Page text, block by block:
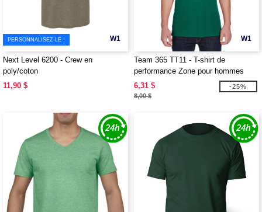
W1
PERSONNALISEZ-LE !
Next Level 6200 - Crew en
poly/coton
11,90 $
W1
Team 365 TT11 - T-shirt de
performance Zone pour hommes
6,31 $
8,00 $
-25%